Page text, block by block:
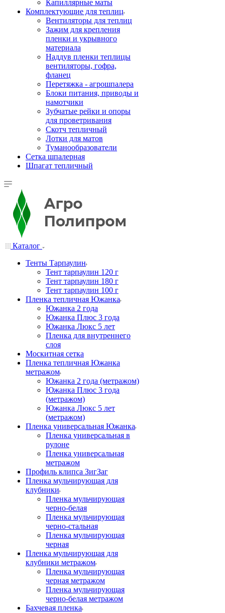
Капиллярные маты
Комплектующие для теплиц
Вентиляторы для теплиц
Зажим для крепления
пленки и укрывного
материала
Наддув пленки теплицы
вентиляторы, гофра,
фланец
Перетяжка - агрошпалера
Блоки питания, приводы и
намотчики
Зубчатые рейки и опоры
для проветривания
Скотч тепличный
Лотки для матов
Туманообразователи
Сетка шпалерная
Шпагат тепличный
Каталог
Тенты Тарпаулин
Тент тарпаулин 120 г
Тент тарпаулин 180 г
Тент тарпаулин 100 г
Пленка тепличная Южанка
Южанка 2 года
Южанка Плюс 3 года
Южанка Люкс 5 лет
Пленка для внутреннего
слоя
Москитная сетка
Пленка тепличная Южанка
метражом
Южанка 2 года (метражом)
Южанка Плюс 3 года
(метражом)
Южанка Люкс 5 лет
(метражом)
Пленка универсальная Южанка
Пленка универсальная в
рулоне
Пленка универсальная
метражом
Профиль клипса ЗигЗаг
Пленка мульчирующая для
клубники
Пленка мульчирующая
черно-белая
Пленка мульчирующая
черно-стальная
Пленка мульчирующая
черная
Пленка мульчирующая для
клубники метражом
Пленка мульчирующая
черная метражом
Пленка мульчирующая
черно-белая метражом
Бахчевая пленка